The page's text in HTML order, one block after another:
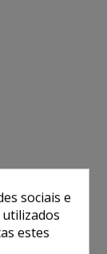
sociais e
utilizados
estes